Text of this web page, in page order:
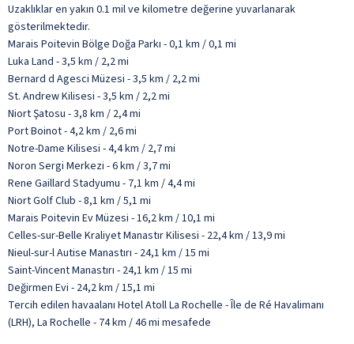
Uzaklıklar en yakın 0.1 mil ve kilometre değerine yuvarlanarak
gösterilmektedir.
Marais Poitevin Bölge Doğa Parkı - 0,1 km / 0,1 mi
Luka Land - 3,5 km / 2,2 mi
Bernard d Agesci Müzesi - 3,5 km / 2,2 mi
St. Andrew Kilisesi - 3,5 km / 2,2 mi
Niort Şatosu - 3,8 km / 2,4 mi
Port Boinot - 4,2 km / 2,6 mi
Notre-Dame Kilisesi - 4,4 km / 2,7 mi
Noron Sergi Merkezi - 6 km / 3,7 mi
Rene Gaillard Stadyumu - 7,1 km / 4,4 mi
Niort Golf Club - 8,1 km / 5,1 mi
Marais Poitevin Ev Müzesi - 16,2 km / 10,1 mi
Celles-sur-Belle Kraliyet Manastır Kilisesi - 22,4 km / 13,9 mi
Nieul-sur-l Autise Manastırı - 24,1 km / 15 mi
Saint-Vincent Manastırı - 24,1 km / 15 mi
Değirmen Evi - 24,2 km / 15,1 mi
Tercih edilen havaalanı Hotel Atoll La Rochelle - Île de Ré Havalimanı
(LRH), La Rochelle - 74 km / 46 mi mesafede